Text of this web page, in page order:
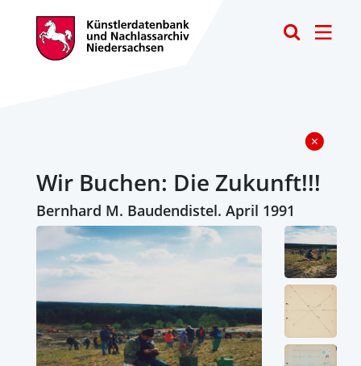
Wir Buchen: Die Zukunft!!!
Bernhard M. Baudendistel. April 1991